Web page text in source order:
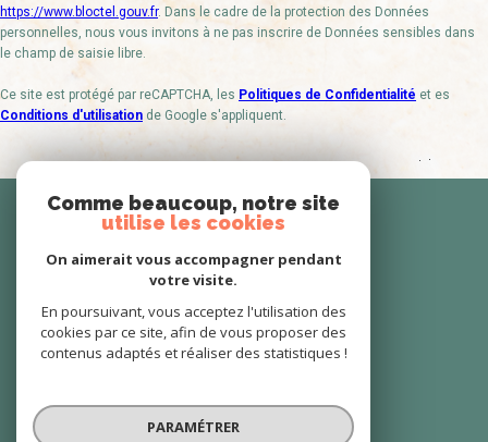
https://www.bloctel.gouv.fr. Dans le cadre de la protection des Données
personnelles, nous vous invitons à ne pas inscrire de Données sensibles dans
le champ de saisie libre.
Ce site est protégé par reCAPTCHA, les Politiques de Confidentialité et es
Conditions d'utilisation de Google s'appliquent.
Se
connecter
Nous
suivre
Comme beaucoup, notre site
utilise les cookies
On aimerait vous accompagner pendant
votre visite.
En poursuivant, vous acceptez l'utilisation des
cookies par ce site, afin de vous proposer des
contenus adaptés et réaliser des statistiques !
PARAMÉTRER